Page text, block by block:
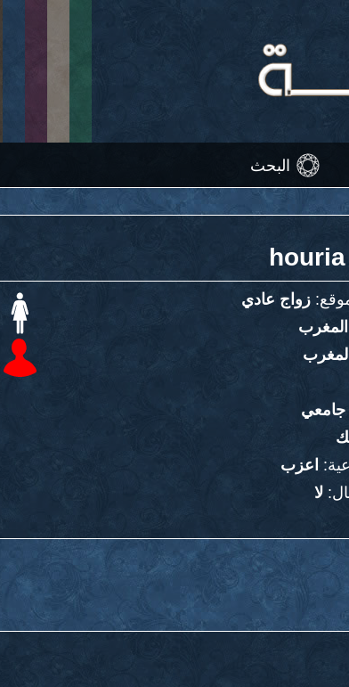
البحث
زواج عادي
المغرب
المغرب
جامعي
اعزب
لا